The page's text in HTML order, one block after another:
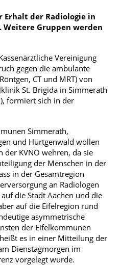
der Radiologie in
Gruppen werden
Vereinigung
gegen die ambulante
CT und MRT) von
St. Brigida in Simmerath
formiert sich in der
Simmerath,
und Hürtgenwald wollen
der KVNO wehren, da sie
der Menschen in der
in der Gesamtregion
an Radiologen
die Stadt Aachen und die
auf die Eifelregion rund
asymmetrische
der Eifelkommunen
es in einer Mitteilung der
Dienstagmorgen im
vorgelegt wurde.